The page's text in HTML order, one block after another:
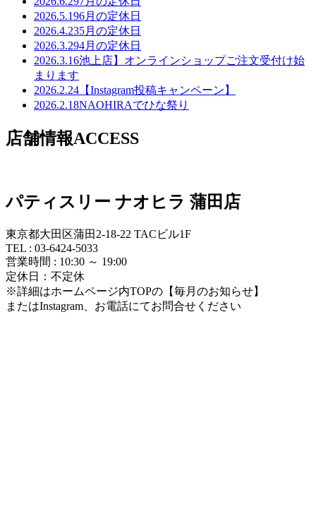
2026.5.196月の定休日
2026.4.235月の定休日
2026.3.294月の定休日
2026.3.16池上店】オンラインショップご注文受付け始
まります
2026.2.24 【Instagram投稿キャンペーン】
2026.2.18NAOHIRAでひな祭り
店舗情報ACCESS
パティスリー ナオヒラ 蒲田店
東京都大田区蒲田2-18-22 TACビル1F
TEL : 03-6424-5033
営業時間 : 10:30 ～ 19:00
定休日：不定休
※詳細はホームページ内TOPの【毎月のお知らせ】
またはInstagram、お電話にてお問合せください